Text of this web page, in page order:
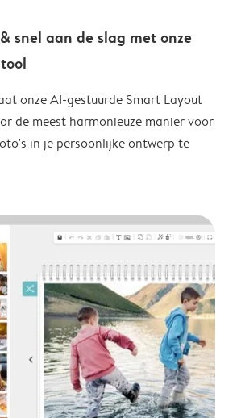
snel aan de slag met onze
onze AI-gestuurde Smart Layout
de meest harmonieuze manier voor
in je persoonlijke ontwerp te